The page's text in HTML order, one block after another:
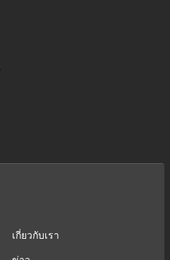
เกี่ยวกับเรา